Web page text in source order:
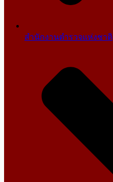
สำนักงานตำรวจแห่งชาติ